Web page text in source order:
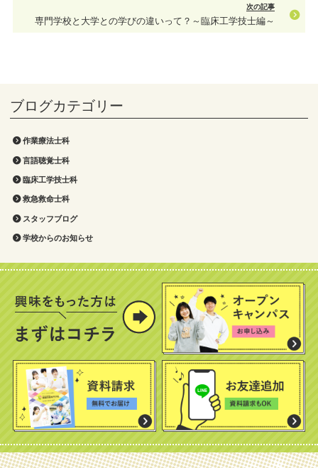
作業療法士科
言語聴覚士科
臨床工学技士科
救急救命士科
スタッフブログ
学校からのお知らせ
次の記事
専門学校と大学との学びの違いって？～臨床工学技士編～